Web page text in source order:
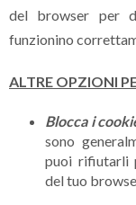
del browser per
funzionino
ALTRE OPZIONI
Blocca i
sono
puoi rifiutarli
del tuo